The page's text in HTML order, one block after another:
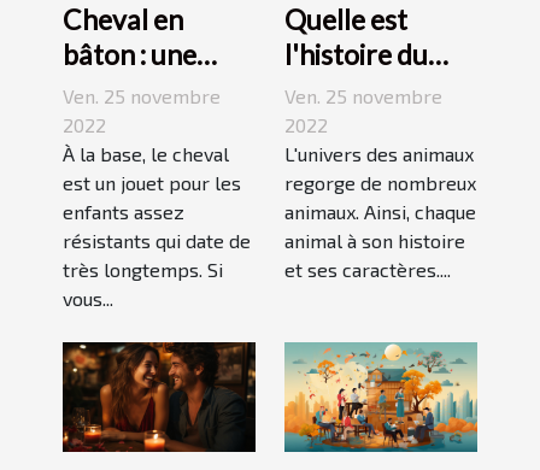
Cheval en
bâton : une
bonne
découverte
pour enfant
Ven. 25 novembre
2022
À la base, le cheval
est un jouet pour les
enfants assez
résistants qui date de
très longtemps. Si
vous...
Quelle est
l'histoire du
Jack Russell
terrier ?
Ven. 25 novembre
2022
L'univers des animaux
regorge de nombreux
animaux. Ainsi, chaque
animal à son histoire
et ses caractères....